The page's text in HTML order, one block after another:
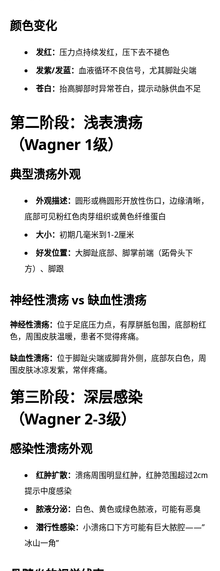
颜色变化
发红： 压力点持续发红，压下去不褪色
发紫/发蓝： 血液循环不良信号，尤其脚趾尖端
苍白： 抬高脚部时异常苍白，提示动脉供血不足
第二阶段：浅表溃疡
（Wagner 1级）
典型溃疡外观
外观描述： 圆形或椭圆形开放性伤口，边缘清晰，
底部可见粉红色肉芽组织或黄色纤维蛋白
大小： 初期几毫米到1-2厘米
好发位置： 大脚趾底部、脚掌前端（跖骨头下
方）、脚跟
神经性溃疡 vs 缺血性溃疡
神经性溃疡： 位于足底压力点，有厚胼胝包围，底部粉红
色，周围皮肤温暖，患者不觉得疼痛。
缺血性溃疡： 位于脚趾尖端或脚背外侧，底部灰白色，周
围皮肤冰凉发紫，常伴疼痛。
第三阶段：深层感染
（Wagner 2-3级）
感染性溃疡外观
红肿扩散： 溃疡周围明显红肿，红肿范围超过2cm
提示中度感染
脓液分泌： 白色、黄色或绿色脓液，可能有恶臭
潜行性感染： 小溃疡口下方可能有巨大脓腔——”
冰山一角”